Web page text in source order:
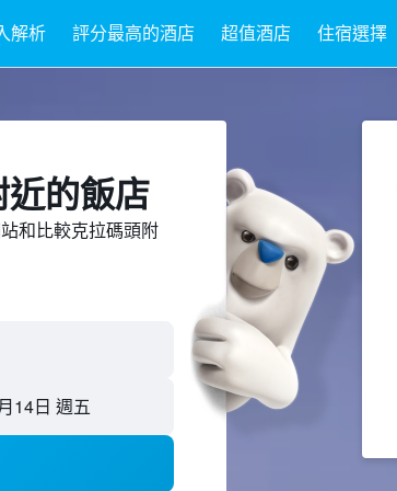
解析 評分最高的酒店 超值酒店 住宿選擇
的飯店
和比較克拉碼頭附
14日 週五